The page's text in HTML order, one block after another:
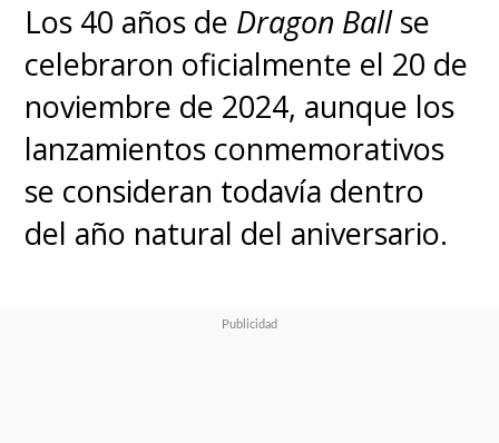
Los 40 años de Dragon Ballse
celebraron oficialmente el 20 de
noviembre de 2024, aunque los
lanzamientos conmemorativos
se consideran todavía dentro
del año natural del aniversario.